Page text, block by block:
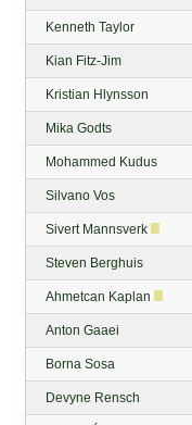
Kenneth Taylor
Kian Fitz-Jim
Kristian Hlynsson
Mika Godts
Mohammed Kudus
Silvano Vos
Sivert Mannsverk
Steven Berghuis
Ahmetcan Kaplan
Anton Gaaei
Borna Sosa
Devyne Rensch